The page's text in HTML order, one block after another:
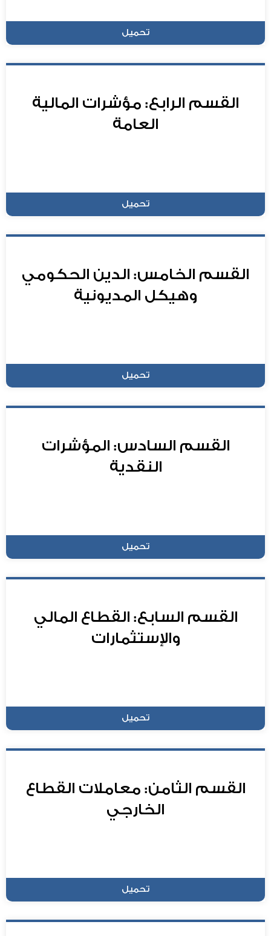
تحميل
القسم الرابع: مؤشرات المالية
العامة
تحميل
القسم الخامس: الدين الحكومي
وهيكل المديونية
تحميل
القسم السادس: المؤشرات
النقدية
تحميل
القسم السابع: القطاع المالي
والإستثمارات
تحميل
القسم الثامن: معاملات القطاع
الخارجي
تحميل